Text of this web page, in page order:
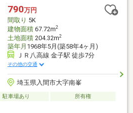
25分●フーズマーケットさえき入間小
ブン：徒歩5分●セリア入間小谷田：
790万円
間取り 5K
建物面積67.72m2
土地面積204.32m2
築年月 1968年5月(築58年4ヶ月)
ＪＲ八高線 金子駅 徒歩7分
その他の交通
埼玉県入間市大字南峯
駐車場あり
所有権